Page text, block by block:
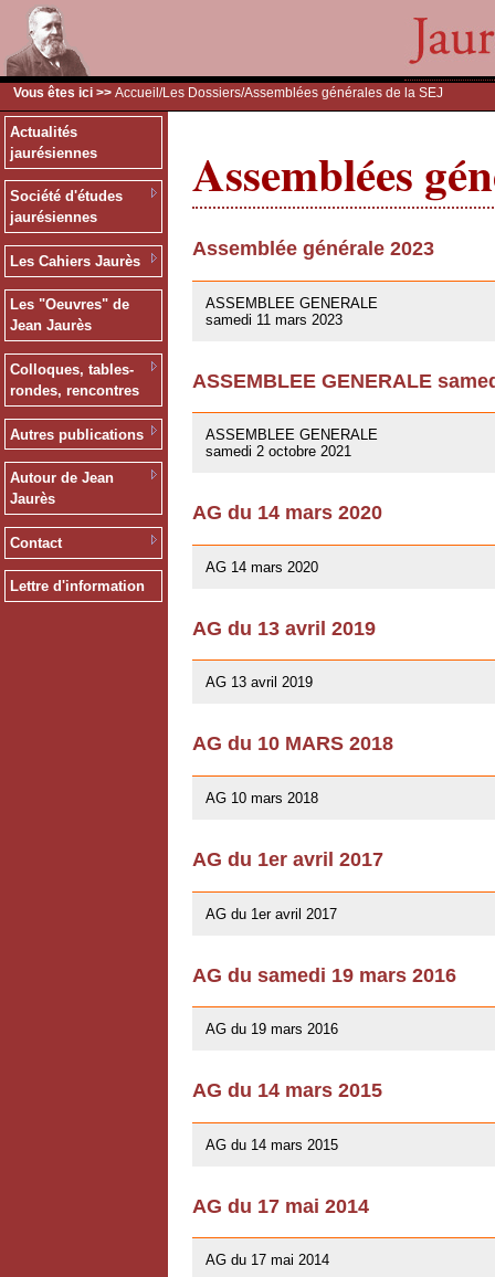
Vous êtes ici >> Accueil /Les Dossiers/Assemblées générales de la SEJ
Actualités
jaurésiennes
Société d'études
jaurésiennes
Les Cahiers Jaurès
Les "Oeuvres" de
Jean Jaurès
Colloques, tables-
rondes, rencontres
Autres publications
Autour de Jean
Jaurès
Contact
Lettre d'information
Assemblées
Assemblée générale 2023
ASSEMBLEE GENERALE
samedi 11 mars 2023
ASSEMBLEE GENERALE
ASSEMBLEE GENERALE
samedi 2 octobre 2021
AG du 14 mars 2020
AG 14 mars 2020
AG du 13 avril 2019
AG 13 avril 2019
AG du 10 MARS 2018
AG 10 mars 2018
AG du 1er avril 2017
AG du 1er avril 2017
AG du samedi 19 mars 2016
AG du 19 mars 2016
AG du 14 mars 2015
AG du 14 mars 2015
AG du 17 mai 2014
AG du 17 mai 2014